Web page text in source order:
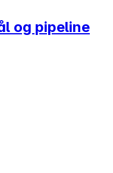
og pipeline